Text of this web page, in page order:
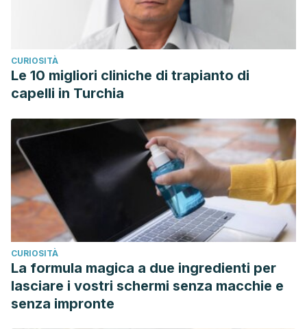
CURIOSITÀ
Le 10 migliori cliniche di trapianto di
capelli in Turchia
CURIOSITÀ
La formula magica a due ingredienti per
lasciare i vostri schermi senza macchie e
senza impronte